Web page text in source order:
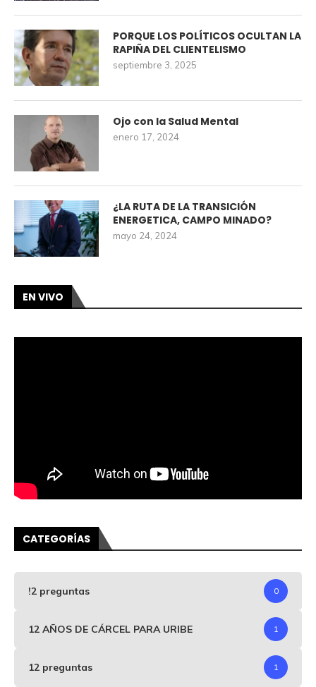
PORQUE LOS POLÍTICOS OCULTAN LA
RAPIÑA DEL CLIENTELISMO
septiembre 3, 2025
Ojo con la Salud Mental
enero 17, 2024
¿LA RUTA DE LA TRANSICIÓN
ENERGETICA, CAMPO MINADO?
mayo 24, 2024
EN VIVO
CATEGORÍAS
!2 preguntas 0
12 AÑOS DE CÁRCEL PARA URIBE 1
12 preguntas 1